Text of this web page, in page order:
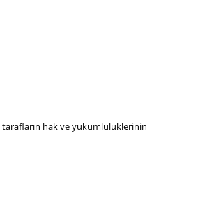
tarafların hak ve yükümlülüklerinin